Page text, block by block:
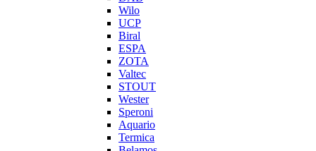
Wilo
UCP
Biral
ESPA
ZOTA
Valtec
STOUT
Wester
Speroni
Aquario
Termica